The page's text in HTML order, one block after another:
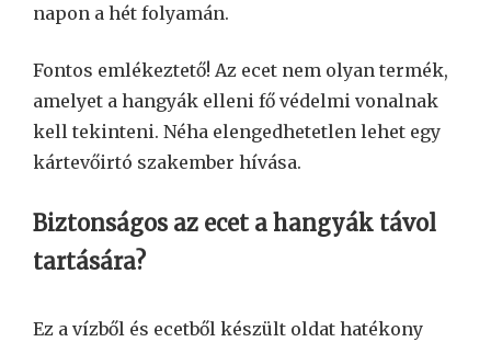
napon a hét folyamán.
Fontos emlékeztető! Az ecet nem olyan termék,
amelyet a hangyák elleni fő védelmi vonalnak
kell tekinteni. Néha elengedhetetlen lehet egy
kártevőirtó szakember hívása.
Biztonságos az ecet a hangyák távol
tartására?
Ez a vízből és ecetből készült oldat hatékony